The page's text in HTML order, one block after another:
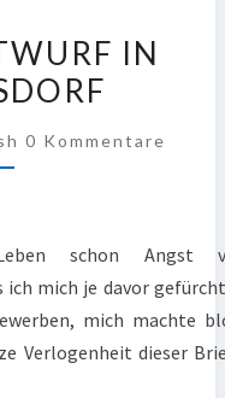
IN
Kommentare
0 Kommentare
schon Angst
ich mich je davor
mich machte
Verlogenheit dieser